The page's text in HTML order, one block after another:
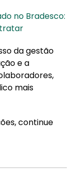
no Bradesco:
da gestão
e a
mais
continue